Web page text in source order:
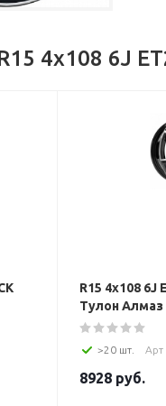
4x108 6J
R15 4x108 6J
Тулон Алмаз
>20 шт. Арт
8928 руб.